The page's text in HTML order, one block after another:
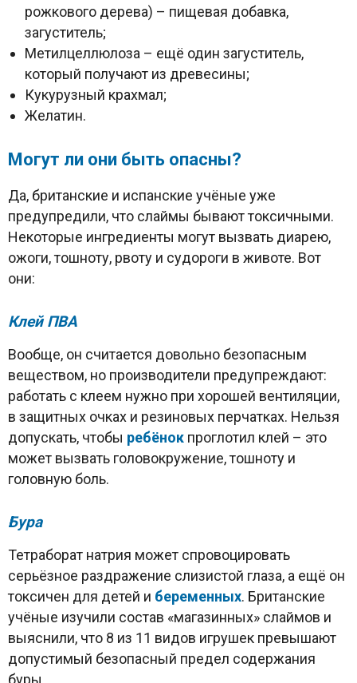
рожкового дерева) – пищевая добавка,
загуститель;
Метилцеллюлоза – ещё один загуститель,
который получают из древесины;
Кукурузный крахмал;
Желатин.
Могут ли они быть опасны?
Да, британские и испанские учёные уже
предупредили, что слаймы бывают токсичными.
Некоторые ингредиенты могут вызвать диарею,
ожоги, тошноту, рвоту и судороги в животе. Вот
они:
Клей ПВА
Вообще, он считается довольно безопасным
веществом, но производители предупреждают:
работать с клеем нужно при хорошей вентиляции,
в защитных очках и резиновых перчатках. Нельзя
допускать, чтобы ребёнок проглотил клей – это
может вызвать головокружение, тошноту и
головную боль.
Бура
Тетраборат натрия может спровоцировать
серьёзное раздражение слизистой глаза, а ещё он
токсичен для детей и беременных. Британские
учёные изучили состав «магазинных» слаймов и
выяснили, что 8 из 11 видов игрушек превышают
допустимый безопасный предел содержания
буры.